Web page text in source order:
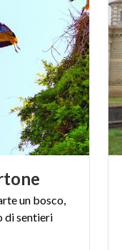
un bosco,
disentieri